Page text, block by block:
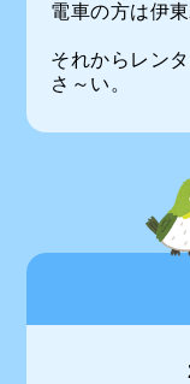
電車の方は伊
それからレン
さ～い。